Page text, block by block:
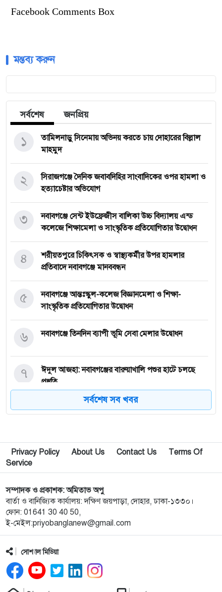
Facebook Comments Box
মন্তব্য করুন
সর্বশেষ জনপ্রিয়
তামিলনাড়ু সিনেমায় অভিনয় করতে চায় দোহারের বিল্লাল
মাহমুদ
১
সিরাজগঞ্জে দৈনিক জবাবদিহির সাংবাদিকের ওপর হামলা ও
হত্যাচেষ্টার অভিযোগ
২
নবাবগঞ্জে সেন্ট ইউফ্রেজীস বালিকা উচ্চ বিদ্যালয় এন্ড
কলেজে শিক্ষামেলা ও সাংস্কৃতিক প্রতিযোগিতার উদ্বোধন
৩
শরীয়তপুরে চিকিৎসক ও স্বাস্থ্যকর্মীর উপর হামলার
প্রতিবাদে নবাবগঞ্জে মানববন্ধন
৪
নবাবগঞ্জে আন্তঃস্কুল-কলেজ বিজ্ঞানমেলা ও শিক্ষা-
সাংস্কৃতিক প্রতিযোগিতার উদ্বোধন
৫
নবাবগঞ্জে তিনদিন ব্যাপী ভূমি সেবা মেলার উদ্বোধন
৬
ঈদুল আজহা: নবাবগঞ্জের বারুয়াখালি পশুর হাটে চলছে
প্রস্তুতি
৭
নবাবগঞ্জে পরিস্কার পরিচ্ছন্নতা অভিযানে এমপি
৮
পপুলার লাইফ ইন্স্যুরেন্স পিএলসির নবাবগঞ্জ অঞ্চলে বার্ষিক
সম্মেলন ও চেক হস্তান্তর
৯
আবু সাঈদ হত্যা মামলা: বেরোবি’র সাবেক ভিসি হাসিবুর
রশীদকে কারাগারে প্রেরণ
১০
দোহারের চৈতাবাতরে মাদকবিরোধী সভা অনুষ্ঠিত
১১
সভা
১২
সর্বশেষ সব খবর
Privacy Policy About Us Contact Us
Terms Of
Service
সম্পাদক ও প্রকাশক: অমিতাভ অপু
বার্তা ও বানিজ্যিক কার্যালয়: দক্ষিণ জয়পাড়া, দোহার, ঢাকা-১৩৩০।
ফোন: 01641 30 40 50,
ই-মেইল:priyobanglanew@gmail.com
সোশ্যাল মিডিয়া